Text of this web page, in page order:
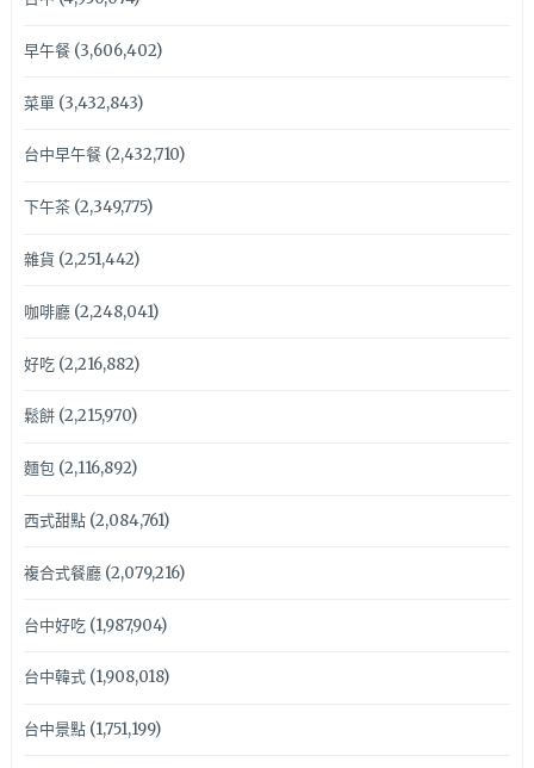
早午餐(3,606,402)
菜單(3,432,843)
台中早午餐(2,432,710)
下午茶(2,349,775)
雜貨 (2,251,442)
咖啡廳(2,248,041)
好吃(2,216,882)
鬆餅(2,215,970)
麵包(2,116,892)
西式甜點(2,084,761)
複合式餐廳(2,079,216)
台中好吃(1,987,904)
台中韓式(1,908,018)
台中景點(1,751,199)